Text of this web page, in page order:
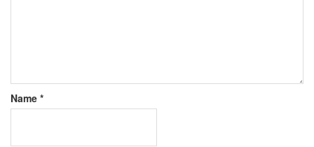
Name *